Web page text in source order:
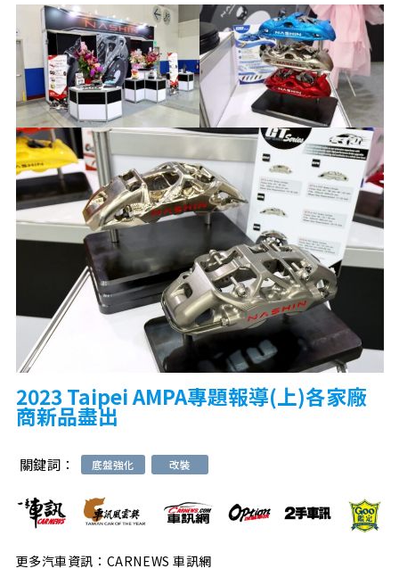
2023 Taipei AMPA專題報導(上)各家廠
商新品盡出
關鍵詞： 底盤強化 改裝
更多汽車資訊：CARNEWS 車訊網